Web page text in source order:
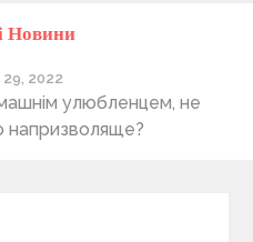
Новини
29, 2022
улюбленцем, не
напризволяще?